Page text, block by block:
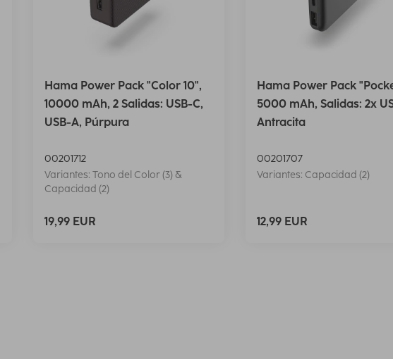
Hama Power Pack "Color 10",
10000 mAh, 2 Salidas: USB-C,
USB-A, Púrpura
00201712
Variantes: Tono del Color (3) &
Capacidad (2)
19,99 EUR
Hama Power Pack
5000 mAh, Salidas: 2x
Antracita
00201707
Variantes: Capacidad (2)
12,99 EUR